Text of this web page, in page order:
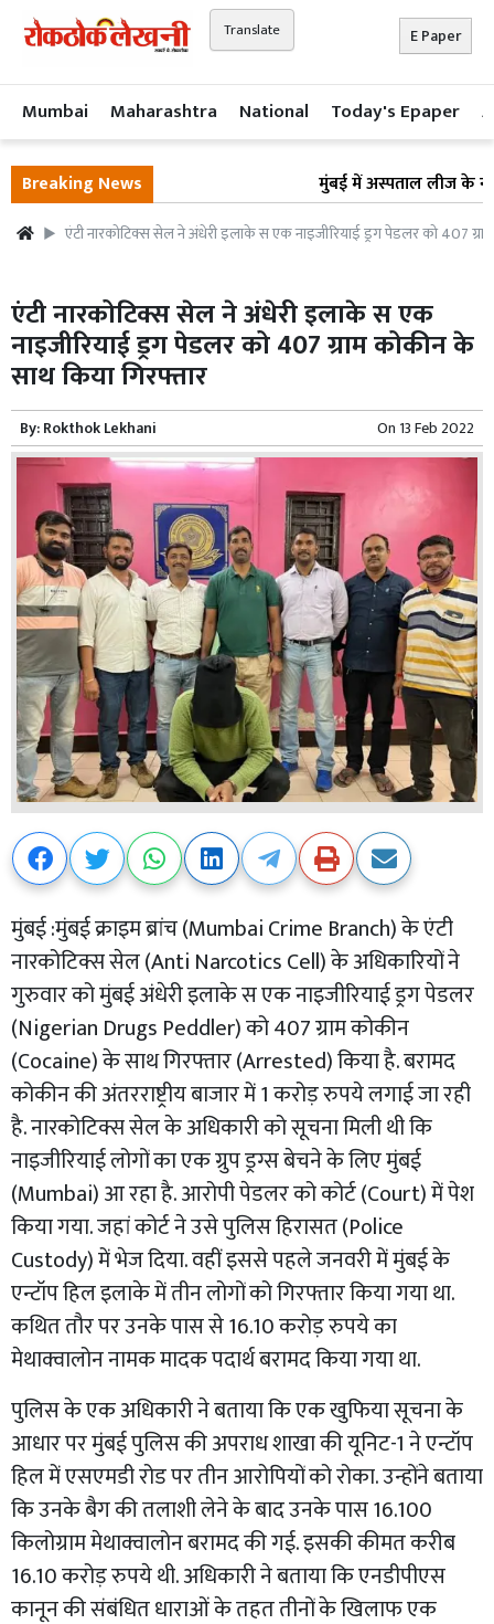
Translate E Paper
Mumbai Maharashtra National Today's Epaper
Breaking News मुंबई में अस्पताल लीज के
एंटी नारकोटिक्स सेल ने अंधेरी इलाके स एक नाइजीरियाई ड्रग पेडलर को 407
एंटी नारकोटिक्स सेल ने अंधेरी इलाके स एक
नाइजीरियाई ड्रग पेडलर को 407 ग्राम कोकीन के
साथ किया गिरफ्तार
By:Rokthok Lekhani On 13 Feb 2022
मुंबई :मुंबई क्राइम ब्रांच (Mumbai Crime Branch) के एंटी
नारकोटिक्स सेल (Anti Narcotics Cell) के अधिकारियों ने
गुरुवार को मुंबई अंधेरी इलाके स एक नाइजीरियाई ड्रग पेडलर
(Nigerian Drugs Peddler) को 407 ग्राम कोकीन
(Cocaine) के साथ गिरफ्तार (Arrested) किया है. बरामद
कोकीन की अंतरराष्ट्रीय बाजार में 1 करोड़ रुपये लगाई जा रही
है. नारकोटिक्स सेल के अधिकारी को सूचना मिली थी कि
नाइजीरियाई लोगों का एक ग्रुप ड्रग्स बेचने के लिए मुंबई
(Mumbai) आ रहा है. आरोपी पेडलर को कोर्ट (Court) में पेश
किया गया. जहां कोर्ट ने उसे पुलिस हिरासत (Police
Custody) में भेज दिया. वहीं इससे पहले जनवरी में मुंबई के
एन्टॉप हिल इलाके में तीन लोगों को गिरफ्तार किया गया था.
कथित तौर पर उनके पास से 16.10 करोड़ रुपये का
मेथाक्वालोन नामक मादक पदार्थ बरामद किया गया था.
पुलिस के एक अधिकारी ने बताया कि एक खुफिया सूचना के
आधार पर मुंबई पुलिस की अपराध शाखा की यूनिट-1 ने एन्टॉप
हिल में एसएमडी रोड पर तीन आरोपियों को रोका. उन्होंने बताया
कि उनके बैग की तलाशी लेने के बाद उनके पास 16.100
किलोग्राम मेथाक्वालोन बरामद की गई. इसकी कीमत करीब
16.10 करोड़ रुपये थी. अधिकारी ने बताया कि एनडीपीएस
कानून की संबंधित धाराओं के तहत तीनों के खिलाफ एक